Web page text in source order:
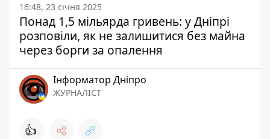
16:48, 23 січня 2025
Понад 1,5 мільярда гривень: у Дніпрі
розповіли, як не залишитися без майна
через борги за опалення
Інформатор Дніпро
ЖУРНАЛІСТ
👍